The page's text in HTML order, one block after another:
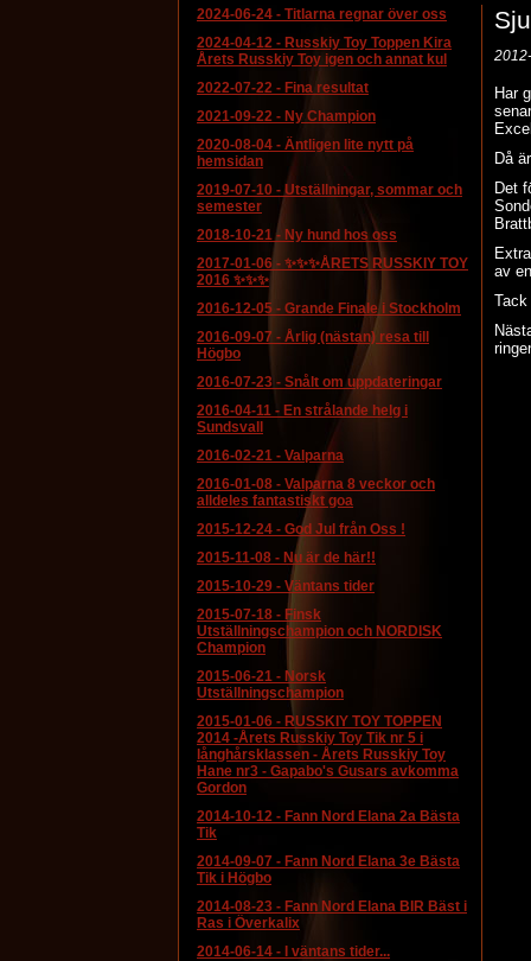
2024-06-24 - Titlarna regnar över oss
2024-04-12 - Russkiy Toy Toppen Kira
Årets Russkiy Toy igen och annat kul
2022-07-22 - Fina resultat
2021-09-22 - Ny Champion
2020-08-04 - Äntligen lite nytt på
hemsidan
2019-07-10 - Utställningar, sommar och
semester
2018-10-21- Ny hund hos oss
2017-01-06 - ✨✨✨ÅRETS RUSSKIY TOY
2016 ✨✨✨
2016-12-05 - Grande Finale i Stockholm
2016-09-07 - Årlig (nästan) resa till
Högbo
2016-07-23 - Snålt om uppdateringar
2016-04-11 - En strålande helg i
Sundsvall
2016-02-21 - Valparna
2016-01-08 - Valparna 8 veckor och
alldeles fantastiskt goa
2015-12-24 - God Jul från Oss !
2015-11-08 - Nu är de här!!
2015-10-29 - Väntans tider
2015-07-18 - Finsk
Utställningschampion och NORDISK
Champion
2015-06-21 - Norsk
Utställningschampion
2015-01-06 - RUSSKIY TOY TOPPEN
2014 -Årets Russkiy Toy Tik nr 5 i
långhårsklassen - Årets Russkiy Toy
Hane nr3 - Gapabo's Gusars avkomma
Gordon
2014-10-12 - Fann Nord Elana 2a Bästa
Tik
2014-09-07 - Fann Nord Elana 3e Bästa
Tik i Högbo
2014-08-23 - Fann Nord Elana BIR Bäst i
Ras i Överkalix
2014-06-14 -
I väntans tider...
Har
Då
Det
av
Tack